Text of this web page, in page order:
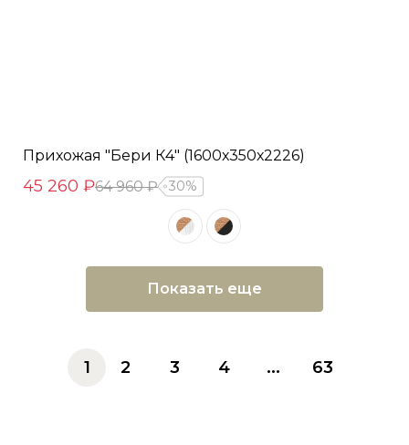
Прихожая "Бери К4" (1600х350х2226)
45 260 ₽64 960 ₽ 30%
Показать еще
1 2 3 4 ... 63